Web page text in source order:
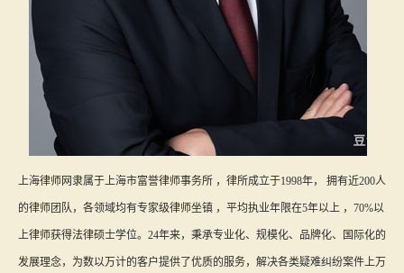
上海律师网隶属于上海市富誉律师事务所 ，律所成立于1998年， 拥有近200人
的律师团队，各领域均有专家级律师坐镇 ，平均执业年限在5年以上 ，70%以
上律师获得法律硕士学位。24年来，秉承专业化、规模化、品牌化、国际化的
发展理念，为数以万计的客户提供了优质的服务，解决各类疑难纠纷案件上万